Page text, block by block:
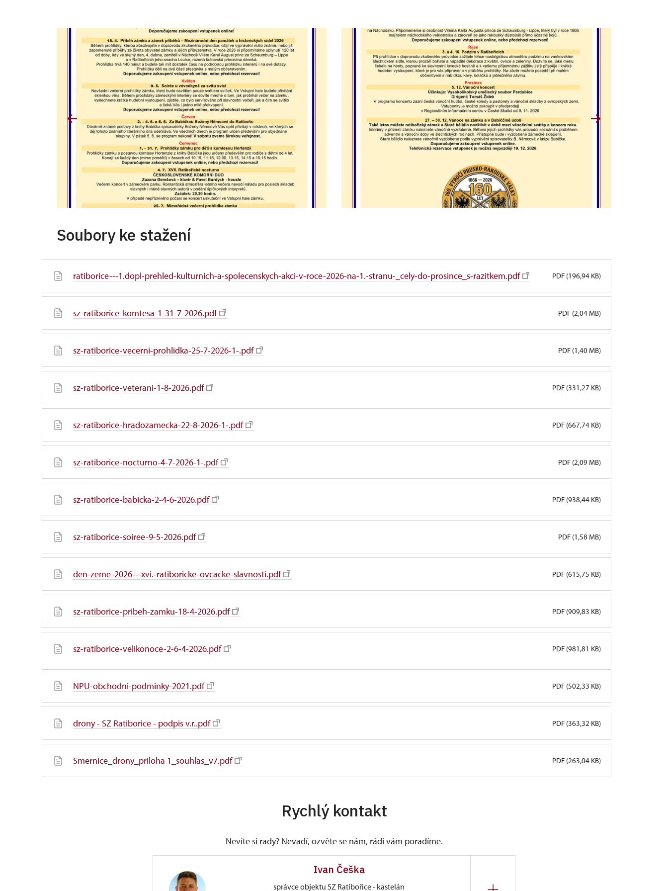
Soubory ke stažení
ratiborice---1.dopl-prehled-kulturnich-a-spolecenskych-akci-v-roce-2026-na-1.-stranu-_cely-do-prosince_s-razitkem.pdf PDF (196,94 KB)
sz-ratiborice-komtesa-1-31-7-2026.pdf PDF (2,04 MB)
sz-ratiborice-vecerni-prohlidka-25-7-2026-1-.pdf PDF (1,40 MB)
sz-ratiborice-veterani-1-8-2026.pdf PDF (331,27 KB)
sz-ratiborice-hradozamecka-22-8-2026-1-.pdf PDF (667,74 KB)
sz-ratiborice-nocturno-4-7-2026-1-.pdf PDF (2,09 MB)
sz-ratiborice-babicka-2-4-6-2026.pdf PDF (938,44 KB)
sz-ratiborice-soiree-9-5-2026.pdf PDF (1,58 MB)
den-zeme-2026---xvi.-ratiboricke-ovcacke-slavnosti.pdf PDF (615,75 KB)
sz-ratiborice-pribeh-zamku-18-4-2026.pdf PDF (909,83 KB)
sz-ratiborice-velikonoce-2-6-4-2026.pdf PDF (981,81 KB)
NPU-obchodni-podminky-2021.pdf PDF (502,33 KB)
drony - SZ Ratiborice - podpis v.r..pdf PDF (363,32 KB)
Smernice_drony_priloha 1_souhlas_v7.pdf PDF (263,04 KB)
Rychlý kontakt
Nevíte si rady? Nevadí, ozvěte se nám, rádi vám poradíme.
Ivan Češka
správce objektu SZ Ratibořice - kastelán